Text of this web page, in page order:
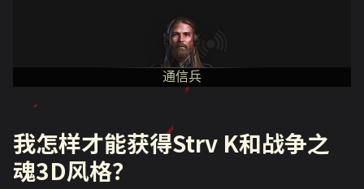
通信兵
我怎样才能获得Strv K和战争之
魂3D风格？